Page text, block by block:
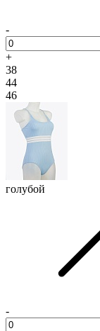
-
+
38
44
46
голубой
-